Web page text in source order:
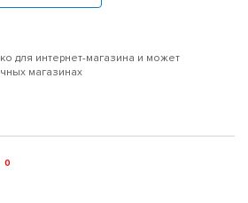
для интернет-магазина и может
магазинах